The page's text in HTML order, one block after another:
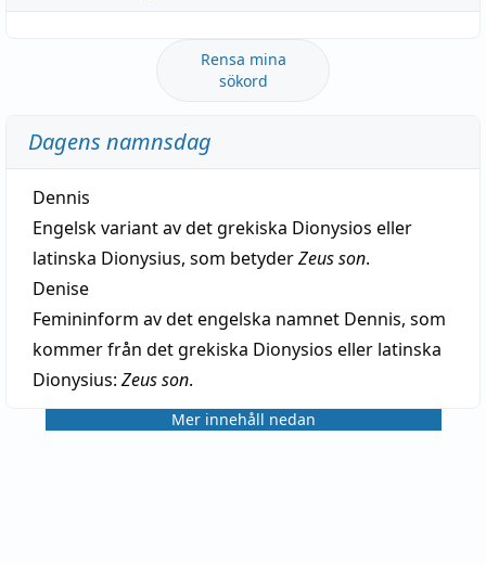
Rensa mina
sökord
Dagens namnsdag
Dennis
Engelsk variant av det grekiska Dionysios eller
latinska Dionysius, som betyderZeus son.
Denise
Femininform av det engelska namnet Dennis, som
kommer från det grekiska Dionysios eller latinska
Dionysius: Zeus son.
Mer innehåll nedan